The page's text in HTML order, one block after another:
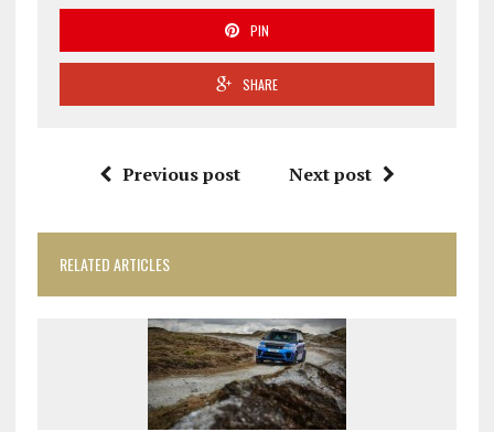
PIN
SHARE
Previous post Next post
RELATED ARTICLES